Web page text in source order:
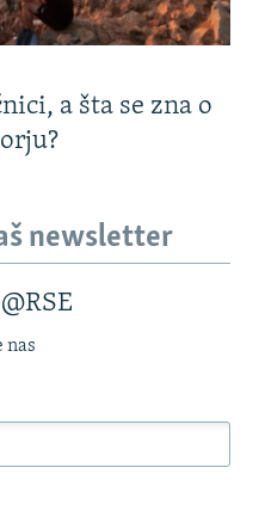
a šta se zna o
newsletter
nas